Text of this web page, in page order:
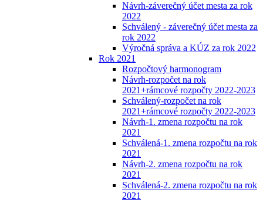
Návrh-záverečný účet mesta za rok
2022
Schválený - záverečný účet mesta za
rok 2022
Výročná správa a KÚZ za rok 2022
Rok 2021
Rozpočtový harmonogram
Návrh-rozpočet na rok
2021+rámcové rozpočty 2022-2023
Schválený-rozpočet na rok
2021+rámcové rozpočty 2022-2023
Návrh-1. zmena rozpočtu na rok
2021
Schválená-1. zmena rozpočtu na rok
2021
Návrh-2. zmena rozpočtu na rok
2021
Schválená-2. zmena rozpočtu na rok
2021